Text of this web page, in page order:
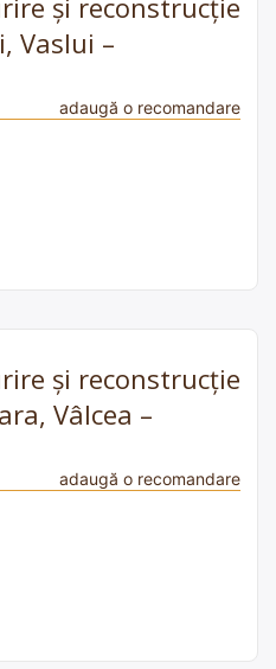
și reconstrucție
Vaslui –
adaugă o recomandare
și reconstrucție
Vâlcea –
adaugă o recomandare